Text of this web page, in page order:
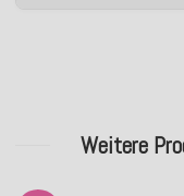
Weitere